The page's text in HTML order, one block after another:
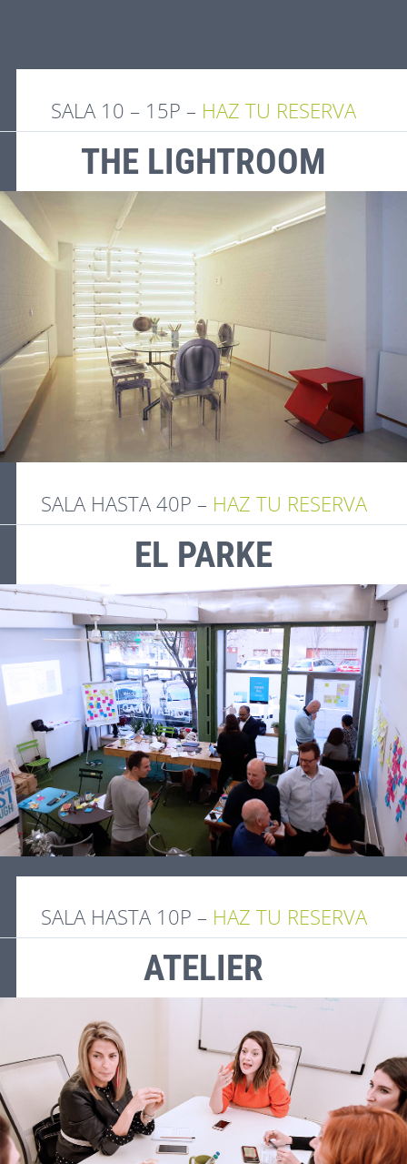
SALA 10 – 15P – HAZ TU RESERVA
THE LIGHTROOM
SALA HASTA 40P – HAZ TU RESERVA
EL PARKE
SALA HASTA 10P – HAZ TU RESERVA
ATELIER